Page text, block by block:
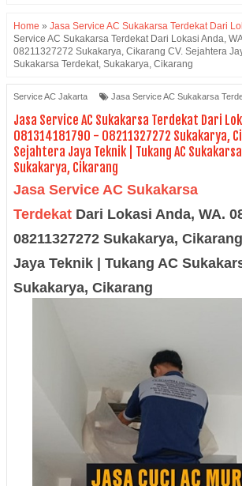
Home » Jasa Service AC Sukakarsa Terdekat Dari
Service AC Sukakarsa Terdekat Dari Lokasi Anda,
08211327272 Sukakarya, Cikarang CV. Sejahtera
Sukakarsa Terdekat, Sukakarya, Cikarang
Service AC Jakarta Jasa Service AC Sukakarsa
Jasa Service AC Sukakarsa Terdekat Dari
081314181790 - 08211327272 Sukakarya,
Sejahtera Jaya Teknik | Tukang AC
Sukakarya, Cikarang
Jasa Service AC Sukakarsa
Terdekat Dari Lokasi Anda, WA.
08211327272 Sukakarya, Cikarang
Jaya Teknik | Tukang AC
Sukakarya, Cikarang